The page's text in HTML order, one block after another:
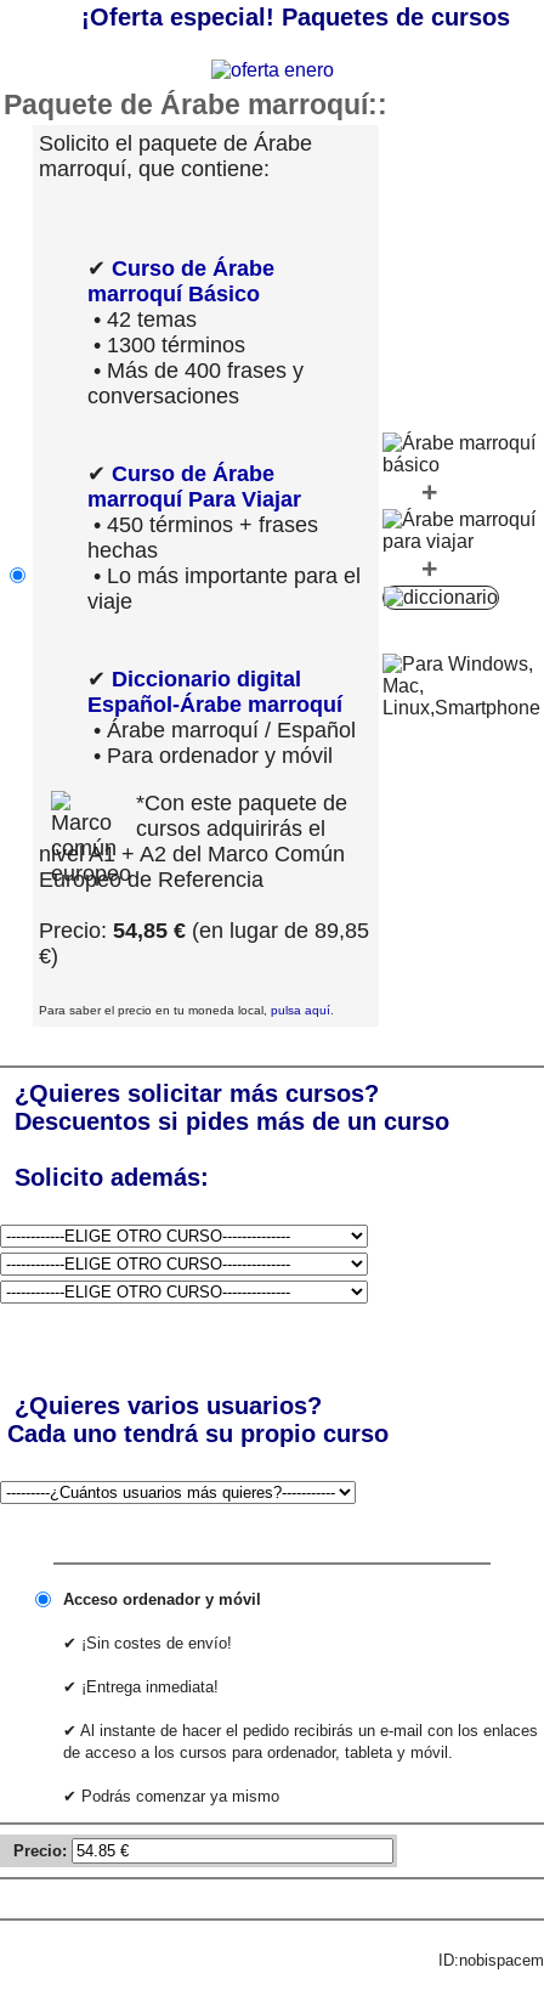
¡Oferta especial! Paquetes de cursos
Paquete de Árabe marroquí::
Solicito el paquete de Árabe
marroquí, que contiene:
✔ Curso de Árabe
marroquí Básico
• 42 temas
• 1300 términos
• Más de 400 frases y
conversaciones
✔ Curso de Árabe
marroquí Para Viajar
• 450 términos + frases
hechas
• Lo más importante para el
viaje
✔ Diccionario digital
Español-Árabe marroquí
• Árabe marroquí / Español
• Para ordenador y móvil
*Con este paquete de
cursos adquirirás el
nivel A1 + A2 del Marco Común
Europeo de Referencia
Precio: 54,85 € (en lugar de 89,85
€)
Para saber el precio en tu moneda local, pulsa aquí
+
+
¿Quieres solicitar más cursos?
Descuentos si pides más de un curso
Solicito además:
¿Quieres varios usuarios?
Cada uno tendrá su propio curso
Acceso ordenador y móvil
✔ ¡Sin costes de envío!
✔ ¡Entrega inmediata!
✔ Al instante de hacer el pedido recibirás un e-mail con los enlaces
de acceso a los cursos para ordenador, tableta y móvil.
✔ Podrás comenzar ya mismo
Precio:
ID:nobispacem